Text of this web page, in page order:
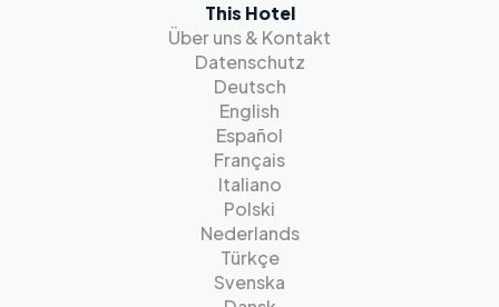
This Hotel
Über uns & Kontakt
Datenschutz
Deutsch
English
Español
Français
Italiano
Polski
Nederlands
Türkçe
Svenska